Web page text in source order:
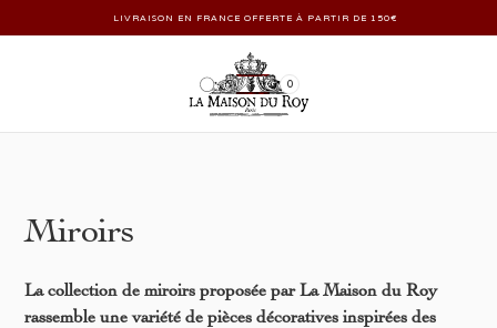
LIVRAISON EN FRANCE OFFERTE À PARTIR DE 150€
0
Miroirs
La collection de miroirs proposée par La Maison du Roy
rassemble une variété de pièces décoratives inspirées des